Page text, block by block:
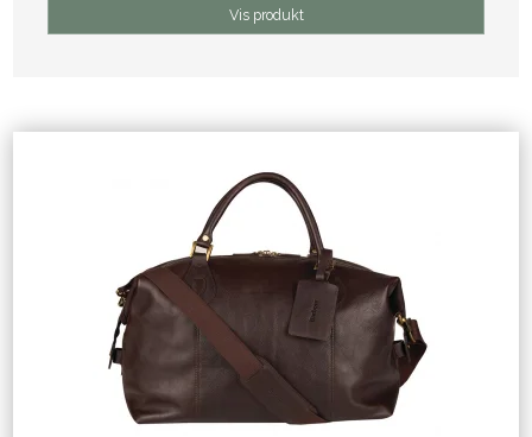
Vis produkt